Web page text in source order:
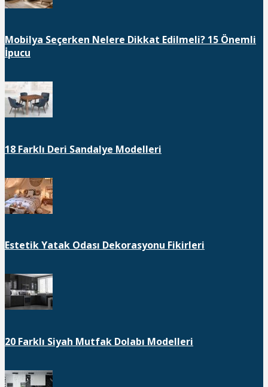
Mobilya Seçerken Nelere Dikkat Edilmeli? 15 Önemli
İpucu
18 Farklı Deri Sandalye Modelleri
Estetik Yatak Odası Dekorasyonu Fikirleri
20 Farklı Siyah Mutfak Dolabı Modelleri